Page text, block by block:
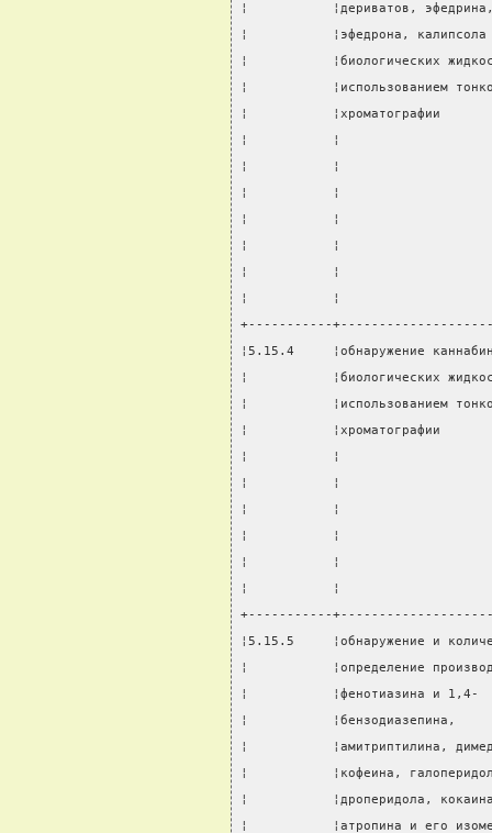
¦           ¦дериватов,
¦           ¦эфедрона,
¦           ¦биологических
¦           ¦использованием
¦           ¦хроматографии
¦           ¦
¦           ¦
¦           ¦
¦           ¦
¦           ¦
¦           ¦
¦           ¦
+-----------
¦5.15.4     ¦обнаружение
¦           ¦биологических
¦           ¦использованием
¦           ¦хроматографии
¦           ¦
¦           ¦
¦           ¦
¦           ¦
¦           ¦
¦           ¦
+-----------
¦5.15.5     ¦обнаружение и
¦           ¦определение
¦           ¦фенотиазина и 1,4-
¦
¦           ¦амитриптилина,
¦           ¦кофеина,
¦           ¦дроперидола,
¦           ¦атропина и его